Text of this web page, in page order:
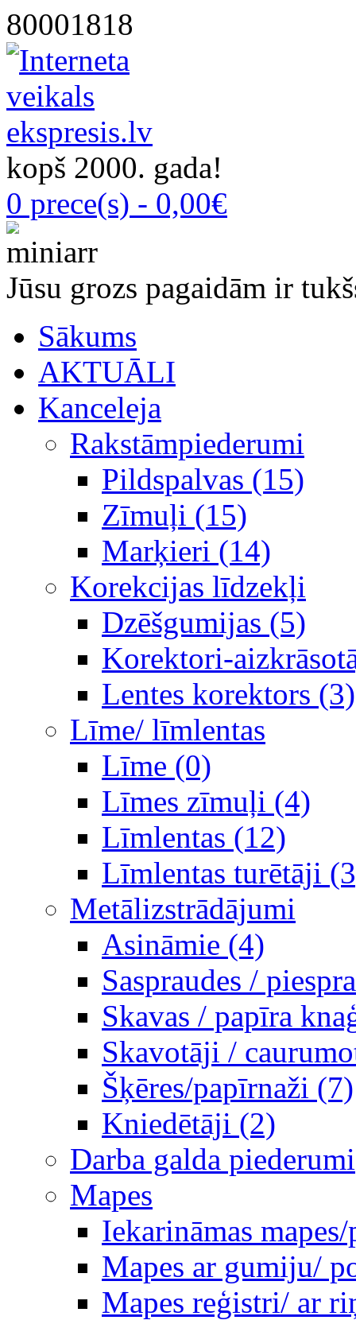
80001818
kopš 2000. gada!
0 prece(s) - 0,00€
Jūsu grozs pagaidām ir
Sākums
AKTUĀLI
Kanceleja
Rakstāmpiederumi
Pildspalvas (15)
Zīmuļi (15)
Marķieri (14)
Korekcijas līdzekļi
Dzēšgumijas (5)
Korektori-
Lentes korektors (3)
Līme/ līmlentas
Līme (0)
Līmes zīmuļi (4)
Līmlentas (12)
Līmlentas turētāji
Metālizstrādājumi
Asināmie (4)
Saspraudes /
Skavas / papīra
Skavotāji /
Šķēres/papīrnaži (7)
Kniedētāji (2)
Darba galda piederumi
Mapes
Iekarināmas
Mapes ar gumiju/
Mapes reģistri/ ar